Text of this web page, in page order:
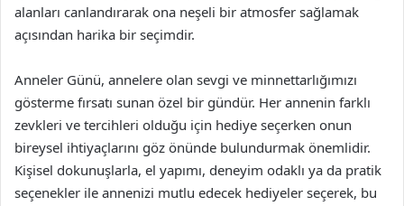
alanları canlandırarak ona neşeli bir atmosfer sağlamak
açısından harika bir seçimdir.
Anneler Günü, annelere olan sevgi ve minnettarlığımızı
gösterme fırsatı sunan özel bir gündür. Her annenin farklı
zevkleri ve tercihleri olduğu için hediye seçerken onun
bireysel ihtiyaçlarını göz önünde bulundurmak önemlidir.
Kişisel dokunuşlarla, el yapımı, deneyim odaklı ya da pratik
seçenekler ile annenizi mutlu edecek hediyeler seçerek, bu